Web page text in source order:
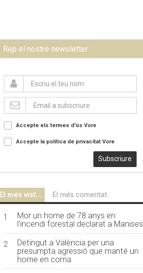
Rep el nostre newsletter
Accepte els termes d'ús Vore
Accepte la política de privacitat Vore
Subscriure
El més vist... El més comentat...
1
Mor un home de 78 anys en
l'incendi forestal declarat a Manises
2
Detingut a València per una
presumpta agressió que manté un
home en coma